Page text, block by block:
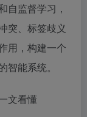
自监督学习，
突、标签歧义
用，构建一个
能系统。